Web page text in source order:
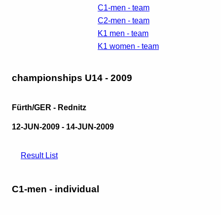
C1-men - team
C2-men - team
K1 men - team
K1 women - team
championships U14 - 2009
Fürth/GER - Rednitz
12-JUN-2009 - 14-JUN-2009
Result List
C1-men - individual